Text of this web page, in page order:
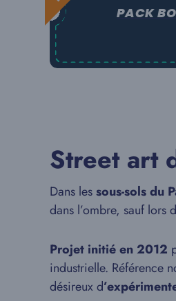
PACK
Street art
Dans lessous-sols du
dans l’ombre, sauf lors
Projet initié en 2012
industrielle. Référence
désireux d